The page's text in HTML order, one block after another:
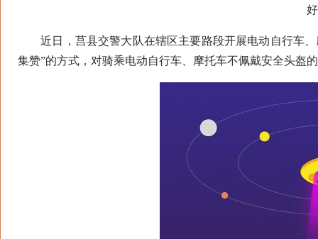
好
近日，莒县交警大队在辖区主要路段开展电动自行车、
集赞”的方式，对骑乘电动自行车、摩托车不佩戴安全头盔